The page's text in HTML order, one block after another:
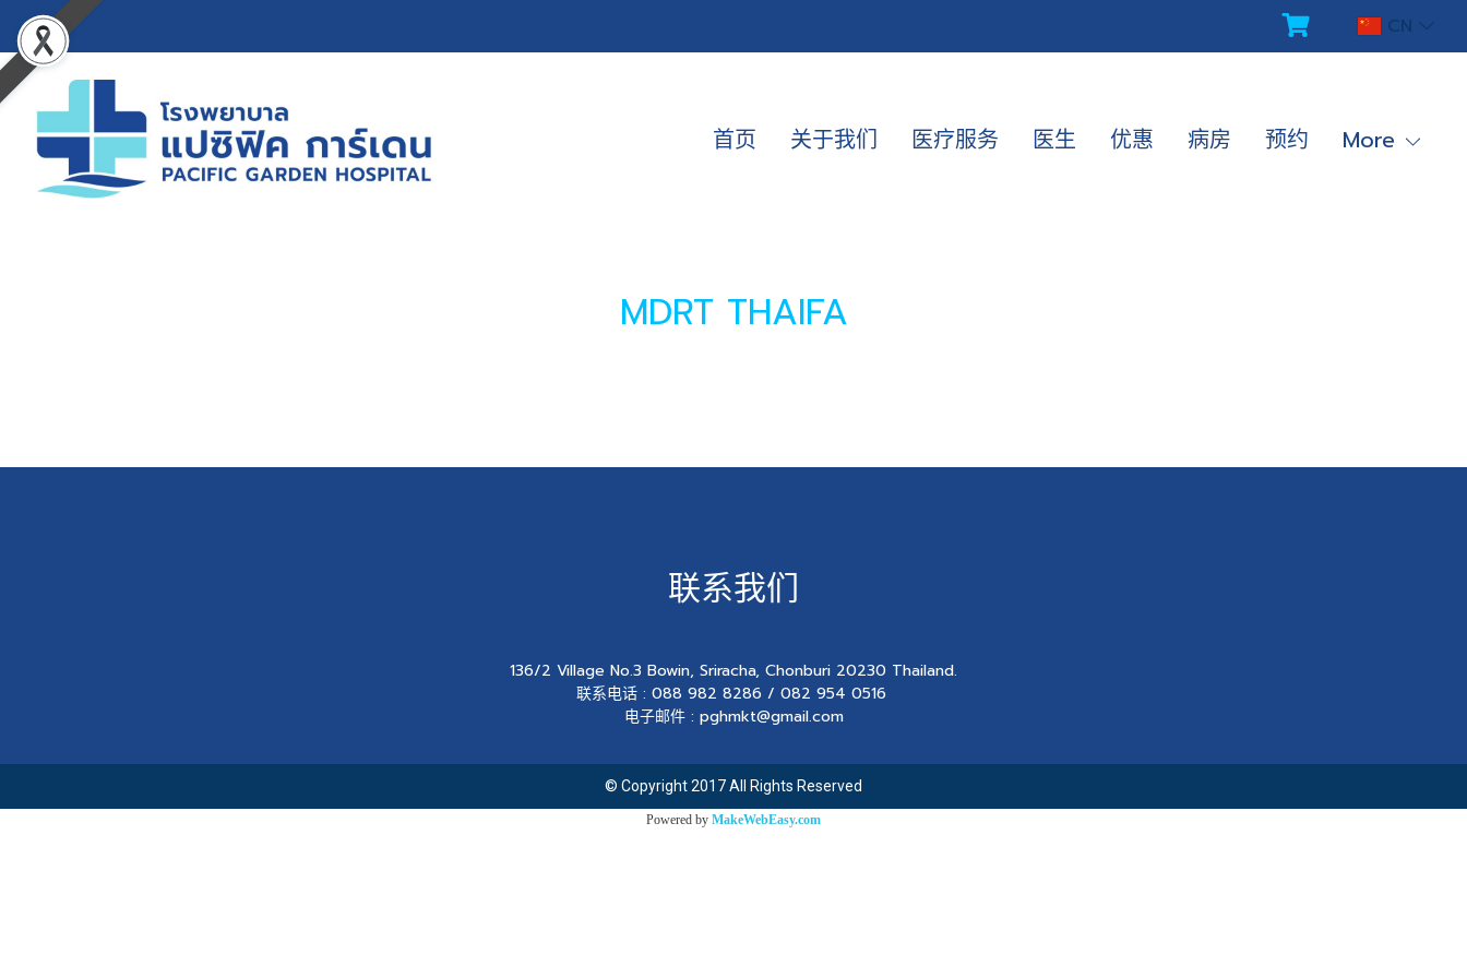
CN
首页 关于我们 医疗服务 医生 优惠 病房 预约 More
MDRT THAIFA
联系我们
136/2 Village No.3 Bowin, Sriracha, Chonburi 20230 Thailand.
联系电话 : 088 982 8286 / 082 954 0516
电子邮件 : pghmkt@gmail.com
© Copyright 2017 All Rights Reserved
Powered by MakeWebEasy.com